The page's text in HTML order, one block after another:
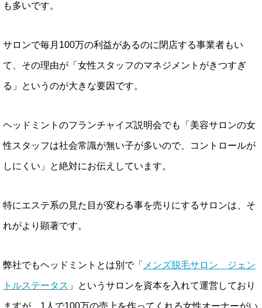
も多いです。
サロンで毎月100万の利益があるのに閉店する事業者もい
て、その理由が「女性スタッフのマネジメントがきつすぎ
る」というのが大きな要因です。
ヘッドミントのフランチャイズ説明会でも「美容サロンの女
性スタッフは社会常識が無い子が多いので、コントロールが
しにくい」と絶対にお伝えしています。
特にエステ系の見た目が変わる事を売りにするサロンは、そ
れがより顕著です。
弊社でもヘッドミントとは別で「 メンズ脱毛サロン ジェン
トルステータス 」というサロンを資本を入れて運営しており